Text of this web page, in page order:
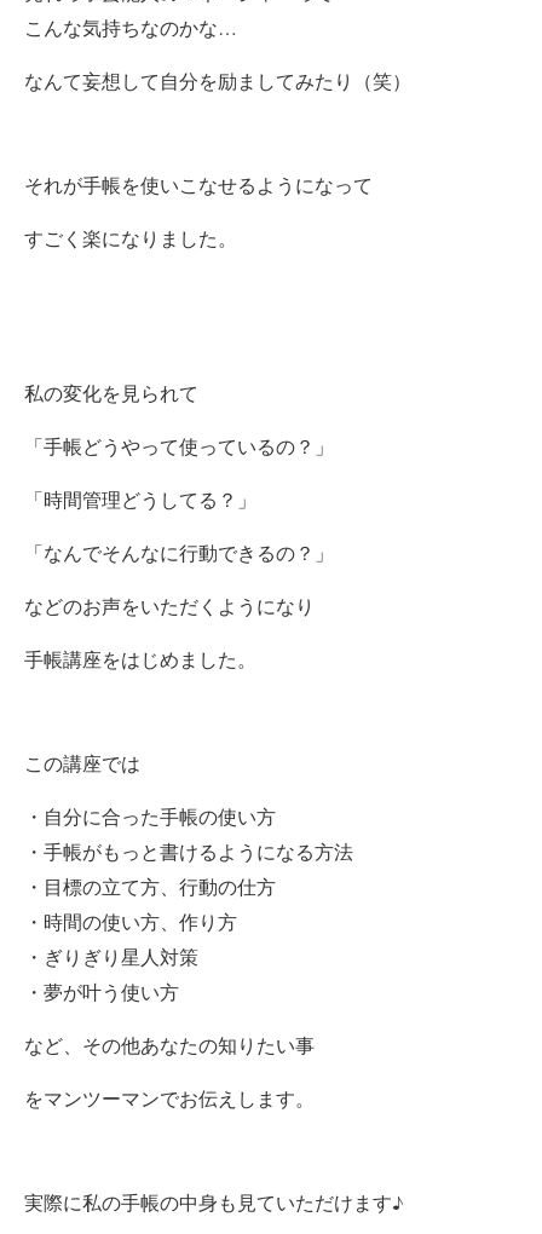
こんな気持ちなのかな…
なんて妄想して自分を励ましてみたり（笑）
それが手帳を使いこなせるようになって
すごく楽になりました。
私の変化を見られて
「手帳どうやって使っているの？」
「時間管理どうしてる？」
「なんでそんなに行動できるの？」
などのお声をいただくようになり
手帳講座をはじめました。
この講座では
・自分に合った手帳の使い方
・手帳がもっと書けるようになる方法
・目標の立て方、行動の仕方
・時間の使い方、作り方
・ぎりぎり星人対策
・夢が叶う使い方
など、その他あなたの知りたい事
をマンツーマンでお伝えします。
実際に私の手帳の中身も見ていただけます♪